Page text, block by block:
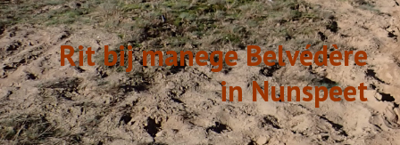
Rit bij manege Belvédère
in Nunspeet